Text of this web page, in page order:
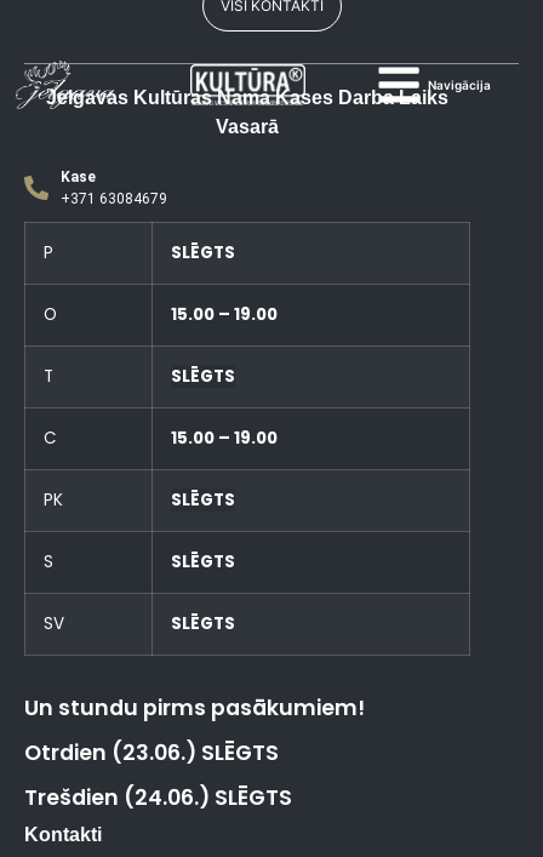
Navigācija
VISI KONTAKTI
Jelgavas Kultūras Nama Kases Darba Laiks
Vasarā
Kase
+371 63084679
P SLĒGTS
O 15.00 – 19.00
T SLĒGTS
C 15.00 – 19.00
PK SLĒGTS
S SLĒGTS
SV SLĒGTS
Un stundu pirms pasākumiem!
Otrdien (23.06.) SLĒGTS
Trešdien (24.06.) SLĒGTS
Kontakti